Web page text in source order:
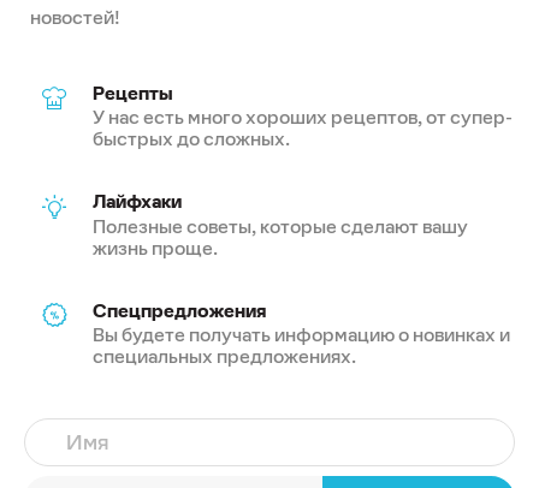
новостей!
Рецепты
У нас есть много хороших рецептов, от супер-
быстрых до сложных.
Лайфхаки
Полезные советы, которые сделают вашу
жизнь проще.
Спецпредложения
Вы будете получать информацию о новинках и
специальных предложениях.
Имя